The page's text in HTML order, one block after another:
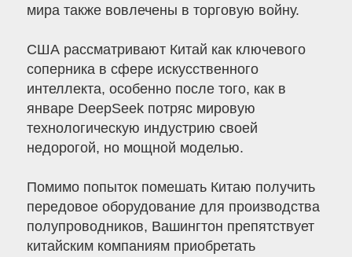
мира также вовлечены в торговую войну.
США рассматривают Китай как ключевого
соперника в сфере искусственного
интеллекта, особенно после того, как в
январе DeepSeek потряс мировую
технологическую индустрию своей
недорогой, но мощной моделью.
Помимо попыток помешать Китаю получить
передовое оборудование для производства
полупроводников, Вашингтон препятствует
китайским компаниям приобретать